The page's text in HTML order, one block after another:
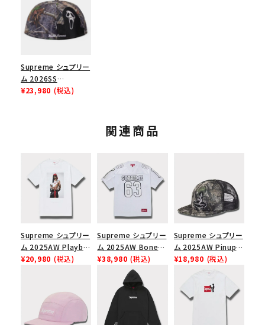
Supreme シュプリー
ム 2026SS
Ghostface Box
¥23,980 (税込)
関連商品
Supreme シュプリー
ム 2025AW Playboi
Carti Tee プレイボ
¥20,980 (税込)
Supreme シュプリー
ム 2025AW Bones
Football Jersey ボ
ーンズ フットボール
ジャージ ホワイト
¥38,980 (税込)
Supreme シュプリー
ム 2025AW Pinup
Mesh Back 5-Panel
Capピンアップ メッシ
ュバック 5パネルキャ
ップ トゥルーティン
バーHTC フォールカ
¥18,980 (税込)